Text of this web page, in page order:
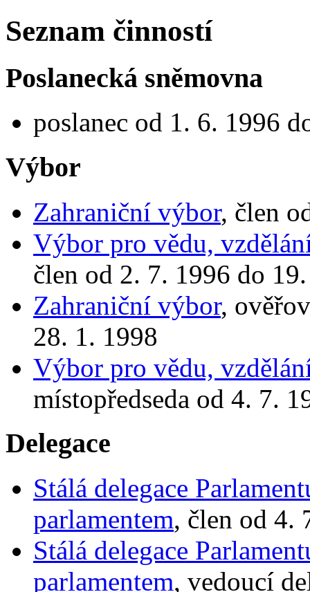
Seznam činností
Poslanecká sněmovna
poslanec od 1. 6. 1996
Výbor
Zahraniční výbor, člen
Výbor pro vědu,
člen od 2. 7. 1996 do
Zahraniční výbor,
28. 1. 1998
Výbor pro vědu,
místopředseda od 4. 7.
Delegace
Stálá delegace
parlamentem, člen od 4.
Stálá delegace
parlamentem, vedoucí